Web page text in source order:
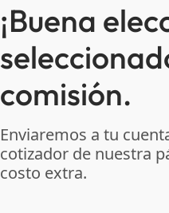
¡Buena
comisión.
Enviaremos a tu
cotizador de nuestra
costo extra.